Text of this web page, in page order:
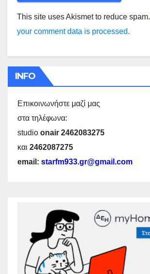
This site uses Akismet to reduce spam.
your comment data is processed.
INFO
Επικοινωνήστε μαζί μας
στα τηλέφωνα:
studio onair 2462083275
και 2462087275
email: starfm933.gr@gmail.com